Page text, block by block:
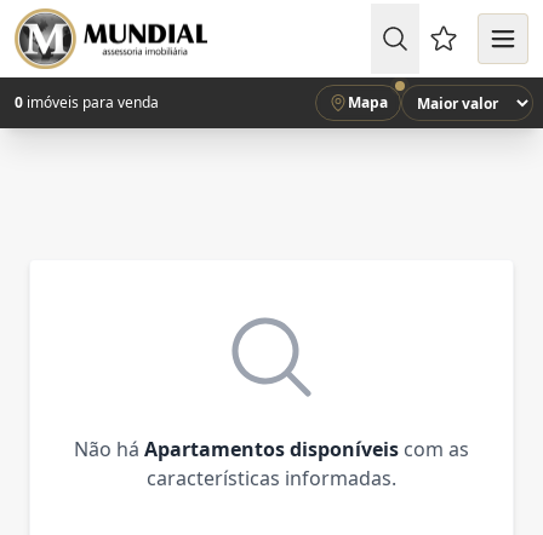
Favoritos
0 imóveis para venda Mapa
Não há Apartamentos disponíveis com as
características informadas.